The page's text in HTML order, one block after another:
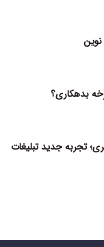
نوین
بدهکاری؟
تجربه جدید تبلیغات